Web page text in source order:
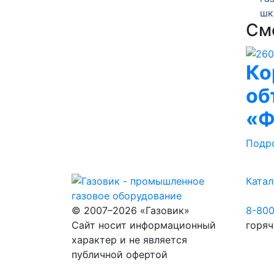
© 2007–2026 «Газовик»
Сайт носит информационный
характер и не является
публичной офертой
8-